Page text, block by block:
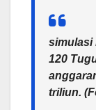
simulasi
120
triliun.